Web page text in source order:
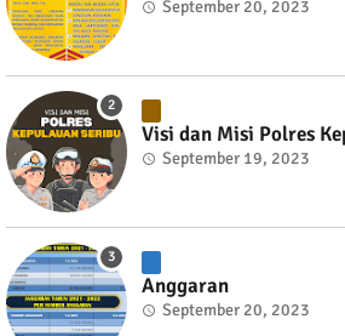
September 20, 2023
Visi dan Misi Polres
September 19, 2023
Anggaran
September 20, 2023